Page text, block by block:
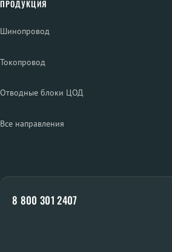
ПРОДУКЦИЯ
Шинопровод
Токопровод
Отводные блоки ЦОД
Все направления
8 800 301 2407